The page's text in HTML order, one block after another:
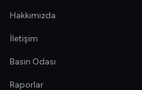
Hakkımızda
İletişim
Basın Odası
Raporlar